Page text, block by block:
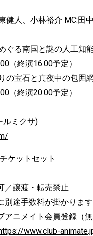
健人、小林裕介 MC:田
ぐる南国と謎の人工知
（終演16:00予定）
の宝石と真夜中の包囲
（終演20:00予定）
ルミクサ)
ケットセット
／譲渡・転売禁止
途手数料が掛かります
ニメイト会員登録（
www.club-